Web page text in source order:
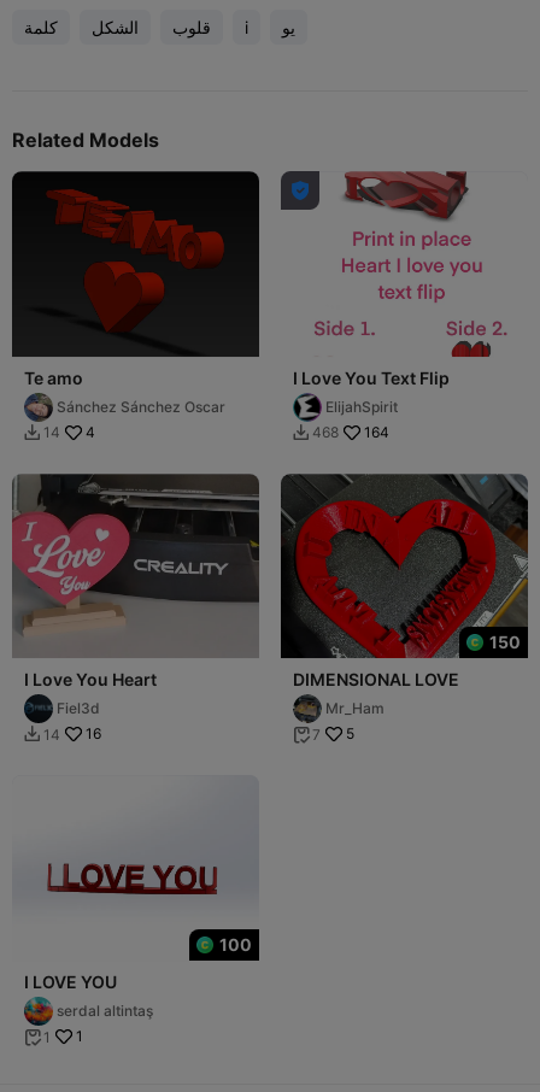
كلمة الشكل قلوب i يو
Related Models
Te amo
Sánchez Sánchez Oscar
 14 4

I Love You Text Flip
ElijahSpirit
 468 164
I Love You Heart
Fiel3d
 14 16
150
DIMENSIONAL LOVE
Mr_Ham
 7 5
100
I LOVE YOU
serdal altintaş
 1 1